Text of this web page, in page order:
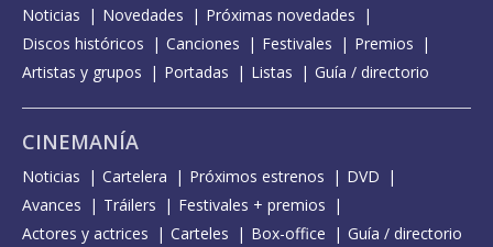
Noticias Novedades
Próximas novedades
Discos históricos
Canciones Festivales
Premios
Artistas y grupos
Portadas Listas Guía / directorio
CINEMANÍA
Noticias Cartelera Próximos estrenos
DVD
Avances
Tráilers
Festivales + premios
Actores y actrices
Carteles Box-office Guía / directorio